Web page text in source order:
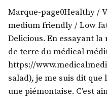
Marque-page0Healthy /
medium friendly / Low
Delicious. En essayant
de terre du médical
https://
salad), je me suis dit
une piémontaise. C’est